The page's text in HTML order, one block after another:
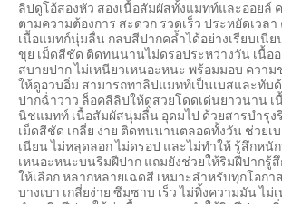
ลิปดูโอ้สองหัว สองเนื้อสัมผัสทั้งแมทท์และออยล์
ตามความต้องการ สะดวก รวดเร็ว ประหยัดเวล
เนื้อแมทก์นุ่มลื่น กลบสีปากคล้ำได้อย่างเรียบเนีย
ขุย เม็ดสีชัด ติดทนนานไม่ดรอประหว่างวัน เนื้ออ
สบายปาก ไม่เหนียวเหนอะหนะ พร้อมมอบ ควา
ให้ดูอวบอิ่ม สามารถทาลิปแมทท์เป็นเบสและทับ
ปากฉ่ำวาว ล็อคสีลิปให้ดูสวยโดดเด่นยาวนาน เ
นิชแมทท์ เนื้อสัมผัสนุ่มลื่น อุดมไป ด้วยสารบำรุ
เม็ดสีชัด เกลี่ย ง่าย ติดทนนานตลอดทั้งวัน ช่วยเบ
เนียน ไม่หลุดลอก ไม่ดรอป และไม่ทำให้ รู้สึกหนั
เหนอะหนะบนริมฝีปาก แถมยังช่วยให้ริมฝีปากรู้
ให้เลือก หลากหลายเฉดสี เหมาะสำหรับทุกโอก
บางเบา เกลี่ยง่าย ซึมซาบ เร็ว ไม่ทิ้งความมัน ไม่